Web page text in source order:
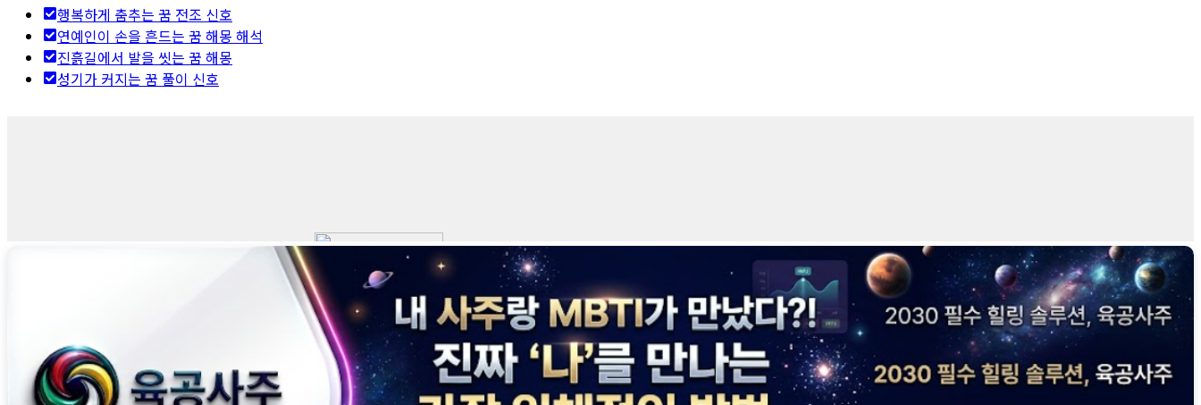
행복하게 춤추는 꿈 전조 신호
연예인이 손을 흔드는 꿈 해몽 해석
진흙길에서 발을 씻는 꿈 해몽
성기가 커지는 꿈 풀이 신호